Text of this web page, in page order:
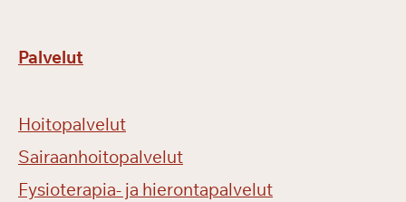
Palvelut
Hoitopalvelut
Sairaanhoitopalvelut
Fysioterapia- ja hierontapalvelut